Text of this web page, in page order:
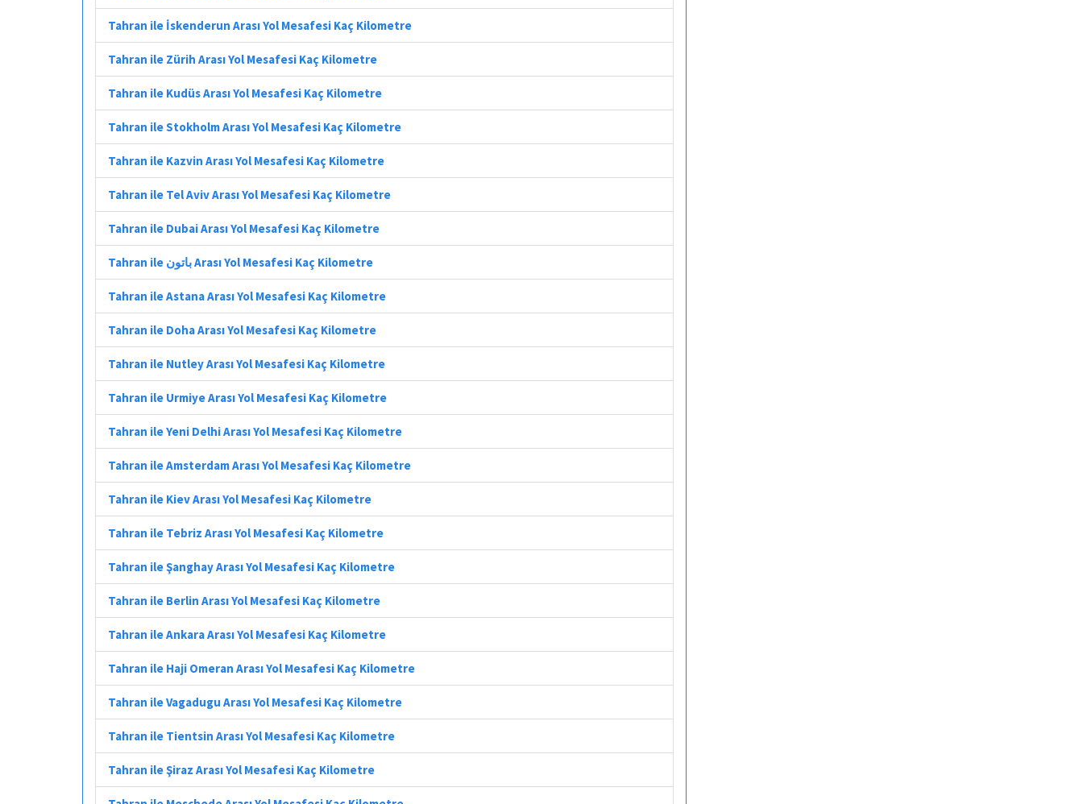
Tahran ile İskenderun Arası Yol Mesafesi Kaç Kilometre
Tahran ile Zürih Arası Yol Mesafesi Kaç Kilometre
Tahran ile Kudüs Arası Yol Mesafesi Kaç Kilometre
Tahran ile Stokholm Arası Yol Mesafesi Kaç Kilometre
Tahran ile Kazvin Arası Yol Mesafesi Kaç Kilometre
Tahran ile Tel Aviv Arası Yol Mesafesi Kaç Kilometre
Tahran ile Dubai Arası Yol Mesafesi Kaç Kilometre
Tahran ile باتون Arası Yol Mesafesi Kaç Kilometre
Tahran ile Astana Arası Yol Mesafesi Kaç Kilometre
Tahran ile Doha Arası Yol Mesafesi Kaç Kilometre
Tahran ile Nutley Arası Yol Mesafesi Kaç Kilometre
Tahran ile Urmiye Arası Yol Mesafesi Kaç Kilometre
Tahran ile Yeni Delhi Arası Yol Mesafesi Kaç Kilometre
Tahran ile Amsterdam Arası Yol Mesafesi Kaç Kilometre
Tahran ile Kiev Arası Yol Mesafesi Kaç Kilometre
Tahran ile Tebriz Arası Yol Mesafesi Kaç Kilometre
Tahran ile Şanghay Arası Yol Mesafesi Kaç Kilometre
Tahran ile Berlin Arası Yol Mesafesi Kaç Kilometre
Tahran ile Ankara Arası Yol Mesafesi Kaç Kilometre
Tahran ile Haji Omeran Arası Yol Mesafesi Kaç Kilometre
Tahran ile Vagadugu Arası Yol Mesafesi Kaç Kilometre
Tahran ile Tientsin Arası Yol Mesafesi Kaç Kilometre
Tahran ile Şiraz Arası Yol Mesafesi Kaç Kilometre